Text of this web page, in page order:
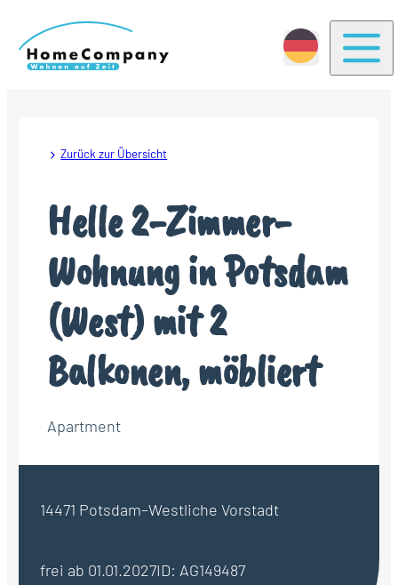
Zurück zur Übersicht
Helle 2-Zimmer-
Wohnung in Potsdam
(West) mit 2
Balkonen, möbliert
Apartment
14471 Potsdam–Westliche Vorstadt
frei ab 01.01.2027ID: AG149487